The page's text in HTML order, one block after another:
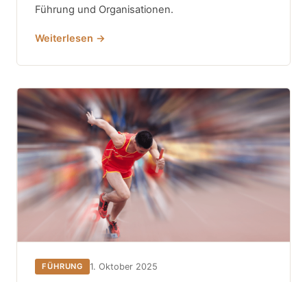
Führung und Organisationen.
Weiterlesen →
FÜHRUNG 1. Oktober 2025